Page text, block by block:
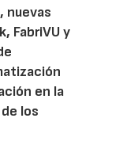
nuevas
FabriVU y
en la
los